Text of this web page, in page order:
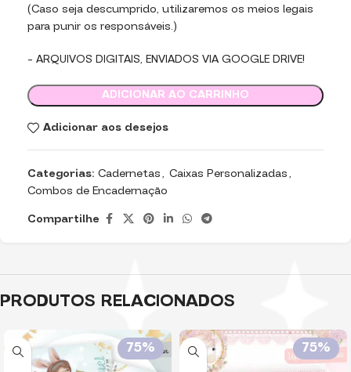
(Caso seja descumprido, utilizaremos os meios legais
para punir os responsáveis.)
– ARQUIVOS DIGITAIS, ENVIADOS VIA GOOGLE DRIVE!
ADICIONAR AO CARRINHO
Adicionar aos desejos
Categorias: Cadernetas , Caixas Personalizadas ,
Combos de Encadernação
Compartilhe
PRODUTOS RELACIONADOS
75% 75%